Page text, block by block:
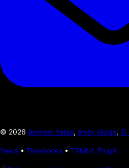
© 2026 Andrew Yates, Andy Higgs, Si
Years • Timezones • TRMNL Plugin